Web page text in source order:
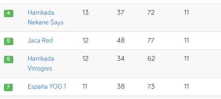
4
Harrikada
Nekane Says
13 37 72 11
5 Jaca Red 12 48 77 11
6
Harrikada
Vitrogres
12 34 62 11
7 España YOG 1 11 38 73 11